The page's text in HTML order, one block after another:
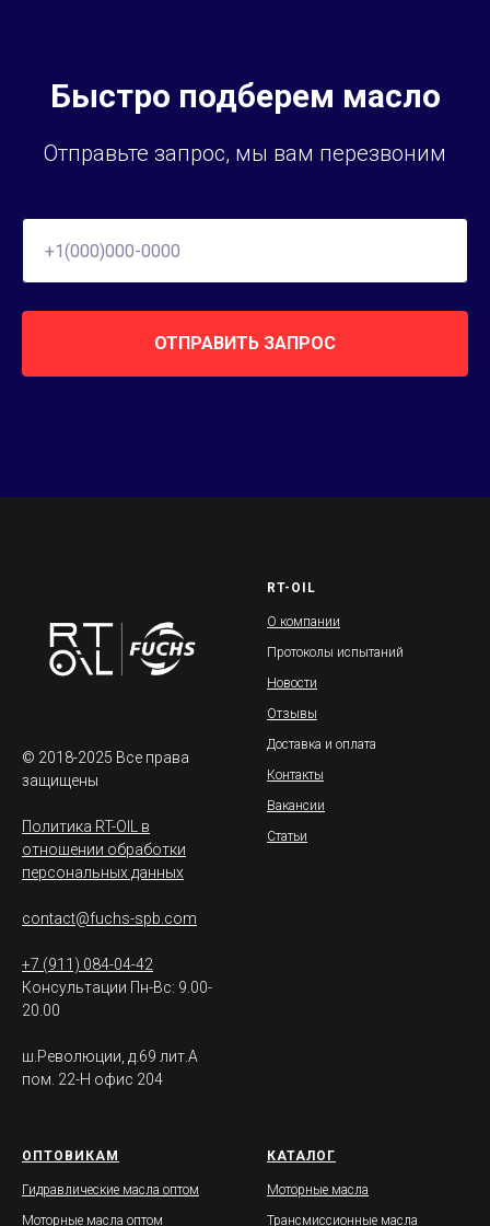
Быстро подберем масло
Отправьте запрос, мы вам перезвоним
ОТПРАВИТЬ ЗАПРОС
© 2018-2025 Все права
защищены
Политика RT-OIL в
отношении обработки
персональных данных
contact@fuchs-spb.com
+7 (911) 084-04-42
Консультации Пн-Вс: 9.00-
20.00
ш.Революции, д.69 лит.А
пом. 22-Н офис 204
RT-OIL
О компании
Протоколы испытаний
Новости
Отзывы
Доставка и оплата
Контакты
Вакансии
Статьи
ОПТОВИКАМ
Гидравлические масла оптом
Моторные масла оптом
КАТАЛОГ
Моторные масла
Трансмиссионные масла